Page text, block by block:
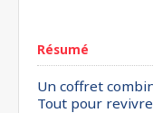
Résumé
Un coffret
Tout pour